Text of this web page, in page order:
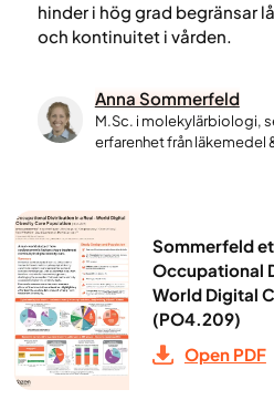
hinder i hög grad begränsar
och kontinuitet i vården.
Anna Sommerfeld
M.Sc. i molekylärbiologi,
erfarenhet från läkemedel
Sommerfeld
Occupational
World Digital
(PO4.209)
Open PDF